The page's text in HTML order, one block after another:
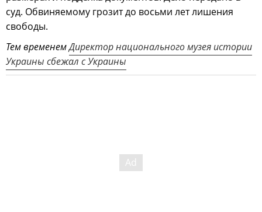
суд. Обвиняемому грозит до восьми лет лишения
свободы.
Тем временемДиректор национального музея истории
Украины сбежал с Украины